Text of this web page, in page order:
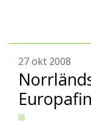
27 okt 2008